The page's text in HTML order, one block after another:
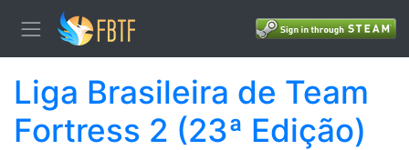
Liga Brasileira de Team
Fortress 2 (23ª Edição)